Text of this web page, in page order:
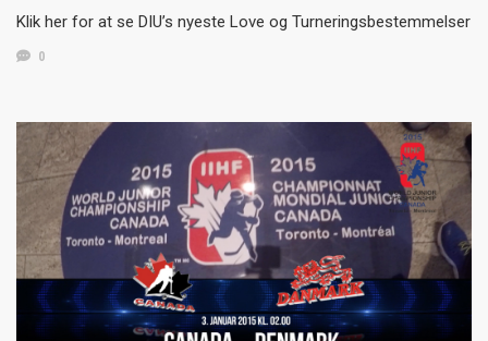
Klik her for at se DIU’s nyeste Love og Turneringsbestemmelser
0